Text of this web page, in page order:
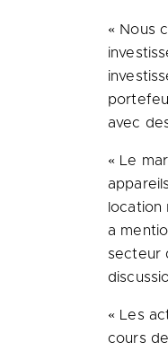
« Nous
avec
« Le
location
a
secteur
« Les
cours